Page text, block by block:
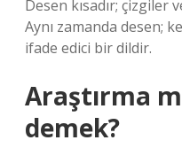
Desen kısadır;
Aynı zamanda desen;
ifade edici bir dildir.
Araştırma
demek?